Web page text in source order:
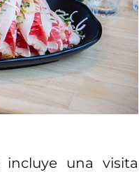
una visita